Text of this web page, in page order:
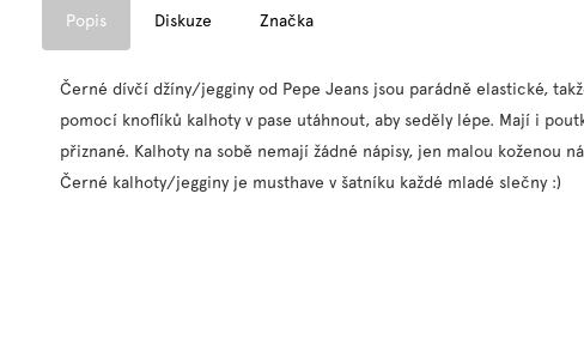
Popis Diskuze Značka
Černé dívčí džíny/jegginy od Pepe Jeans jsou parádně elastické,
pomocí knoflíků kalhoty v pase utáhnout, aby seděly lépe. Mají i
přiznané. Kalhoty na sobě nemají žádné nápisy, jen malou koženou
Černé kalhoty/jegginy je musthave v šatníku každé mladé slečny :)